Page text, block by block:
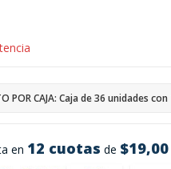
en 12 cuotas de $19,00
POR CAJA: Caja de 36 unidades